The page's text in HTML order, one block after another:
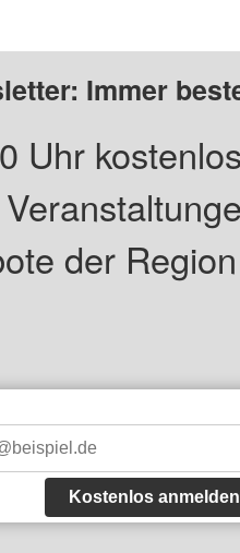
Immer
Uhr
der
Kostenlos anmelden